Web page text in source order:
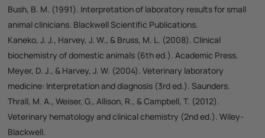
Bush, B. M. (1991). Interpretation of laboratory results for small
animal clinicians. Blackwell Scientific Publications.
Kaneko, J. J., Harvey, J. W., & Bruss, M. L. (2008). Clinical
biochemistry of domestic animals (6th ed.). Academic Press.
Meyer, D. J., & Harvey, J. W. (2004). Veterinary laboratory
medicine: Interpretation and diagnosis (3rd ed.). Saunders.
Thrall, M. A., Weiser, G., Allison, R., & Campbell, T. (2012).
Veterinary hematology and clinical chemistry (2nd ed.). Wiley-
Blackwell.